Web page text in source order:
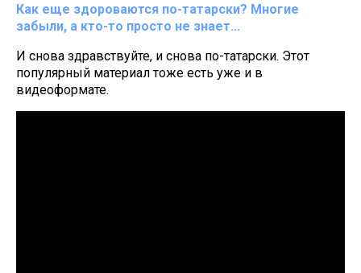
Как еще здороваются по-татарски? Многие
забыли, а кто-то просто не знает...
И снова здравствуйте, и снова по-татарски. Этот
популярный материал тоже есть уже и в
видеоформате.